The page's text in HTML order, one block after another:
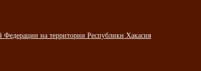
Федерации на территории Республики Хакасия